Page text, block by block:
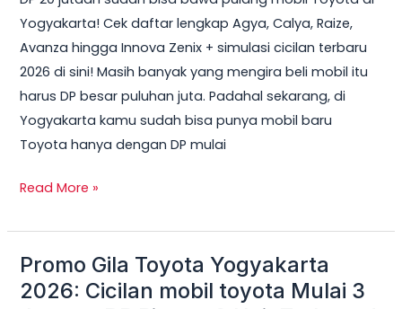
Yogyakarta! Cek daftar lengkap Agya, Calya, Raize,
Avanza hingga Innova Zenix + simulasi cicilan terbaru
2026 di sini! Masih banyak yang mengira beli mobil itu
harus DP besar puluhan juta. Padahal sekarang, di
Yogyakarta kamu sudah bisa punya mobil baru
Toyota hanya dengan DP mulai
Mobil
Toyota
di
Jogja?
Ini
Daftar
+
2026!
Read More »
Promo Gila Toyota Yogyakarta
2026: Cicilan mobil toyota Mulai 3
Promo
Gila